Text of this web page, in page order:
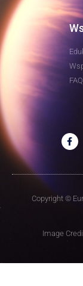
Copyright ©
Image